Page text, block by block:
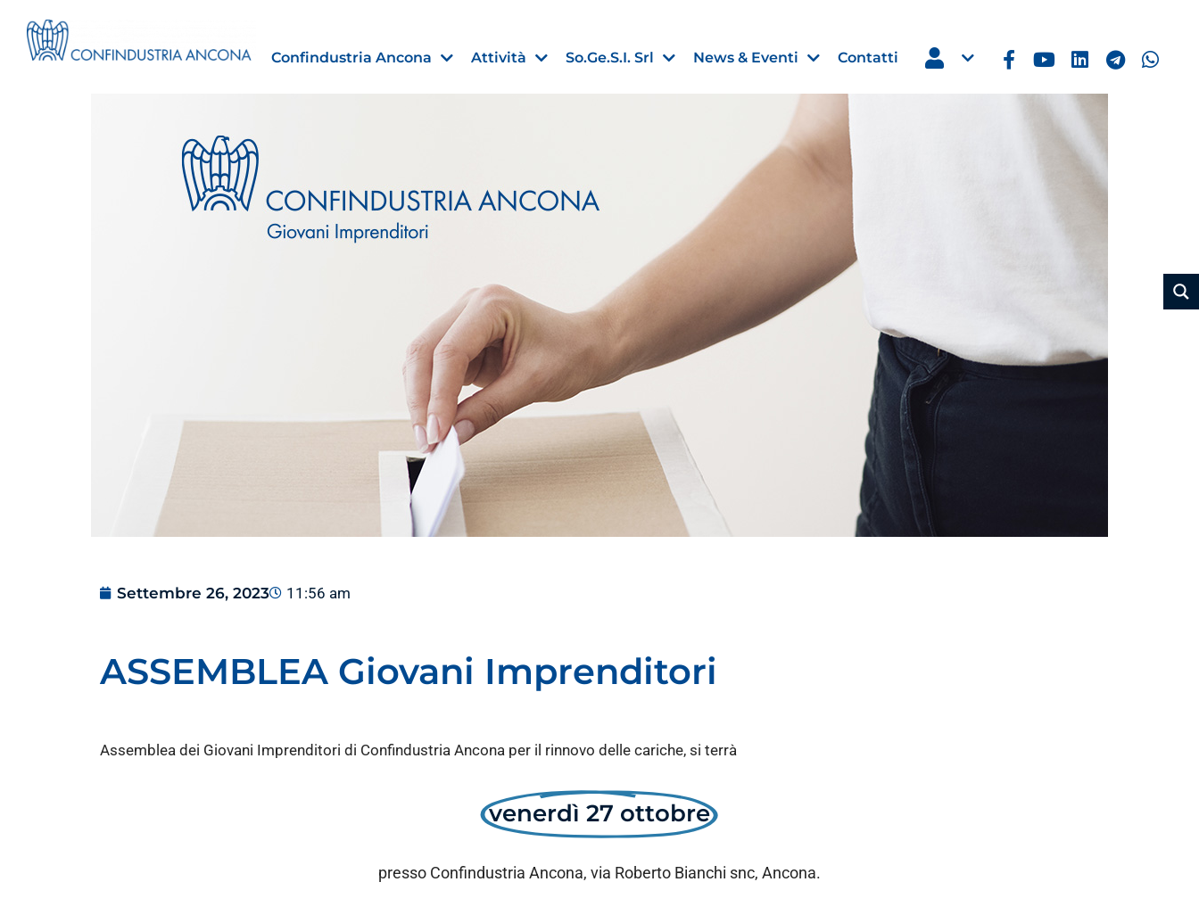
Confindustria Ancona Attività So.Ge.S.I. Srl News & Eventi
Importazioni dagli Stati Uniti nell’UE:
Finanza agevolata
“PMI, Industria e Incentivi alle Imprese
30 Luglio 2026
Contatti
Settembre 26, 2023 11:56 am
ASSEMBLEA Giovani Imprenditori
Assemblea dei Giovani Imprenditori di Confindustria Ancona per il rinnovo delle cariche, si terrà
venerdì 27 ottobre
presso Confindustria Ancona, via Roberto Bianchi snc, Ancona.